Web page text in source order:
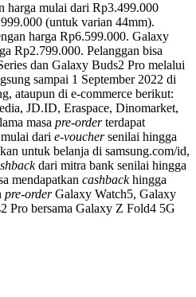
harga mulai dari Rp3.499.000
(untuk varian 44mm).
harga Rp6.599.000. Galaxy
Rp2.799.000. Pelanggan bisa
dan Galaxy Buds2 Pro melalui
sampai 1 September 2022 di
ataupun di e-commerce berikut:
JD.ID, Eraspace, Dinomarket,
masa pre-orderterdapat
dari e-vouchersenilai hingga
untuk belanja di samsung.com/id,
dari mitra bank senilai hingga
mendapatkan cashbackhingga
pre-orderGalaxy Watch5, Galaxy
Pro bersama Galaxy Z Fold4 5G